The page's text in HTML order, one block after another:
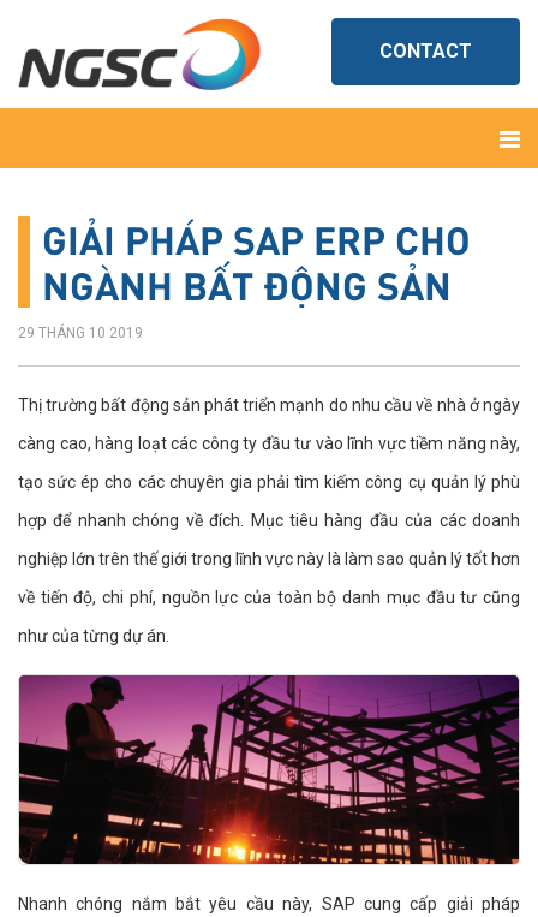
CONTACT
GIẢI PHÁP SAP ERP CHO
NGÀNH BẤT ĐỘNG SẢN
29 THÁNG 10 2019
Thị trường bất động sản phát triển mạnh do nhu cầu về nhà ở ngày
càng cao, hàng loạt các công ty đầu tư vào lĩnh vực tiềm năng này,
tạo sức ép cho các chuyên gia phải tìm kiếm công cụ quản lý phù
hợp để nhanh chóng về đích. Mục tiêu hàng đầu của các doanh
nghiệp lớn trên thế giới trong lĩnh vực này là làm sao quản lý tốt hơn
về tiến độ, chi phí, nguồn lực của toàn bộ danh mục đầu tư cũng
như của từng dự án.
Nhanh chóng nắm bắt yêu cầu này, SAP cung cấp giải pháp